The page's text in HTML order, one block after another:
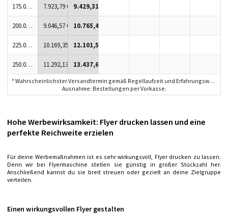
175.000 Stück 7.923,79 € 9.429,31 €
200.000 Stück 9.046,57 € 10.765,42 €
225.000 Stück 10.169,35 € 12.101,53 €
250.000 Stück 11.292,13 € 13.437,63 €
* Wahrscheinlichster Versandtermin gemäß Regellaufzeit und Erfahrungswerten.
Ausnahme: Bestellungen per Vorkasse.
Hohe Werbewirksamkeit: Flyer drucken lassen und eine
perfekte Reichweite erzielen
Für deine Werbemaßnahmen ist es sehr wirkungsvoll, Flyer drucken zu lassen.
Denn wir bei Flyermaschine stellen sie günstig in großer Stückzahl her.
Anschließend kannst du sie breit streuen oder gezielt an deine Zielgruppe
verteilen.
Einen wirkungsvollen Flyer gestalten